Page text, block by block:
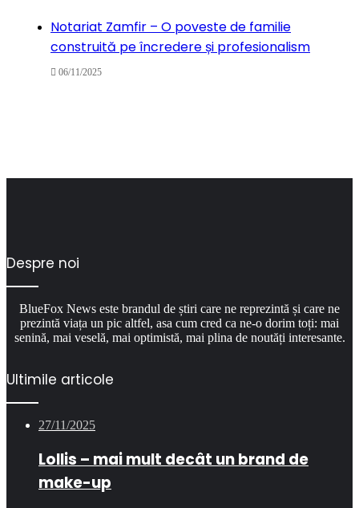
Notariat Zamfir – O poveste de familie
construită pe încredere și profesionalism
06/11/2025
Despre noi
BlueFox News este brandul de știri care ne reprezintă și care ne
prezintă viața un pic altfel, asa cum cred ca ne-o dorim toți: mai
senină, mai veselă, mai optimistă, mai plina de noutăți interesante.
Ultimile articole
27/11/2025
Lollis – mai mult decât un brand de
make-up